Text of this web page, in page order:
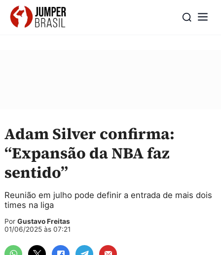
Adam Silver confirma:
“Expansão da NBA faz
sentido”
Reunião em julho pode definir a entrada de mais dois
times na liga
Por Gustavo Freitas
01/06/2025 às 07:21